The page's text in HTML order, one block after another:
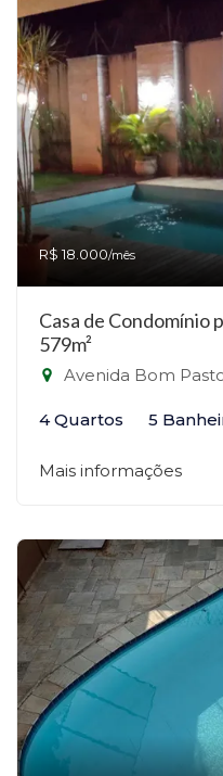
R$ 18.000/mês
Casa de Condomínio
579m²
Avenida Bom Pastor -
4 Quartos 5
Mais informações